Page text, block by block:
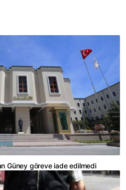
Güney göreve iade edilmedi